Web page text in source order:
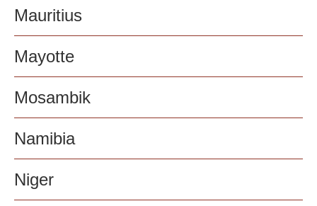
Mauritius
Mayotte
Mosambik
Namibia
Niger